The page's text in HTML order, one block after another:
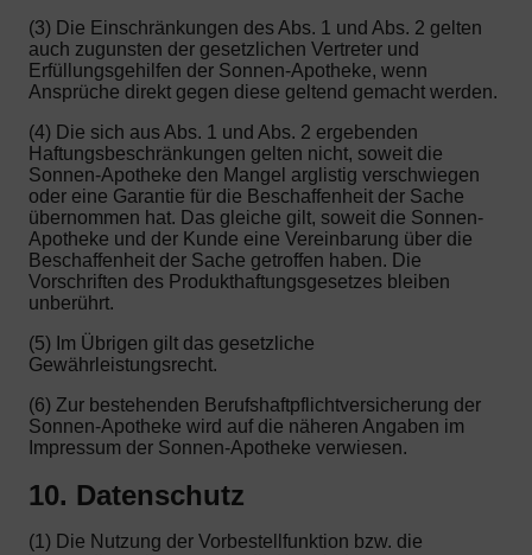
(3) Die Einschränkungen des Abs. 1 und Abs. 2 gelten
auch zugunsten der gesetzlichen Vertreter und
Erfüllungsgehilfen der Sonnen-Apotheke, wenn
Ansprüche direkt gegen diese geltend gemacht werden.
(4) Die sich aus Abs. 1 und Abs. 2 ergebenden
Haftungsbeschränkungen gelten nicht, soweit die
Sonnen-Apotheke den Mangel arglistig verschwiegen
oder eine Garantie für die Beschaffenheit der Sache
übernommen hat. Das gleiche gilt, soweit die Sonnen-
Apotheke und der Kunde eine Vereinbarung über die
Beschaffenheit der Sache getroffen haben. Die
Vorschriften des Produkthaftungsgesetzes bleiben
unberührt.
(5) Im Übrigen gilt das gesetzliche
Gewährleistungsrecht.
(6) Zur bestehenden Berufshaftpflichtversicherung der
Sonnen-Apotheke wird auf die näheren Angaben im
Impressum der Sonnen-Apotheke verwiesen.
10. Datenschutz
(1) Die Nutzung der Vorbestellfunktion bzw. die